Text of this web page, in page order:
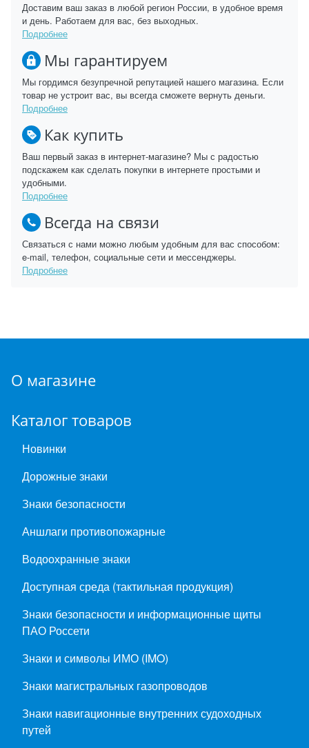
Доставим ваш заказ в любой регион России, в удобное время
и день. Работаем для вас, без выходных.
Подробнее
Мы гарантируем
Мы гордимся безупречной репутацией нашего магазина. Если
товар не устроит вас, вы всегда сможете вернуть деньги.
Подробнее
Как купить
Ваш первый заказ в интернет-магазине? Мы с радостью
подскажем как сделать покупки в интернете простыми и
удобными.
Подробнее
Всегда на связи
Связаться с нами можно любым удобным для вас способом:
e-mail, телефон, социальные сети и мессенджеры.
Подробнее
О магазине
Каталог товаров
Новинки
Дорожные знаки
Знаки безопасности
Аншлаги противопожарные
Водоохранные знаки
Доступная среда (тактильная продукция)
Знаки безопасности и информационные щиты
ПАО Россети
Знаки и символы ИМО (IMO)
Знаки магистральных газопроводов
Знаки навигационные внутренних судоходных
путей